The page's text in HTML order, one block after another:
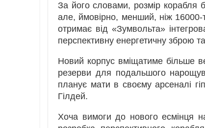
За його словами, розмір корабля
але, ймовірно, менший, ніж 16000-
отримає від «Зумвольта»
перспективну енергетичну зброю
Новий корпус вміщатиме більше
резерви для подальшого
планує мати в своєму арсеналі
Гілдей.
Хоча вимоги до нового есмінця